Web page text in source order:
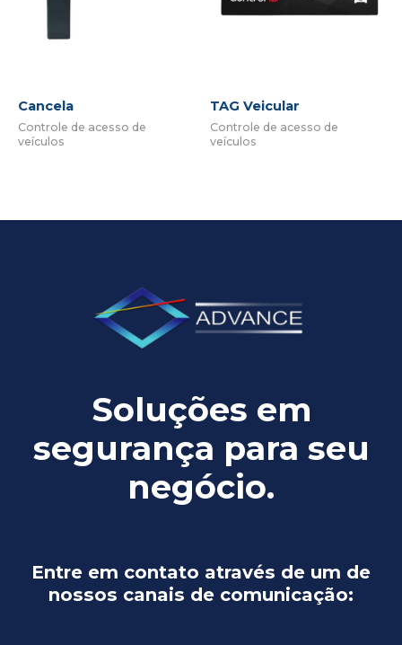
Cancela
Controle de acesso de
veículos
TAG Veicular
Controle de acesso de
veículos
Soluções em
segurança para seu
negócio.
Entre em contato através de um de
nossos canais de comunicação: